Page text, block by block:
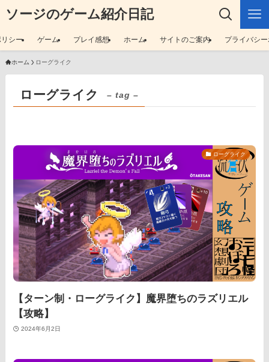
ソージのゲーム紹介日記
シー ゲーム プレイ感想 ホーム サイトのご案内 プライバシ
ホーム ローグライク
ローグライク – tag –
ローグライク
【ターン制・ローグライク】魔界堕ちのラズリエル
【攻略】
2024年6月2日